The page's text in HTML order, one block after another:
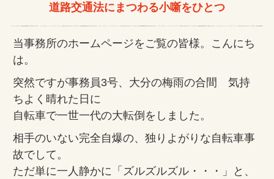
道路交通法にまつわる小噺をひとつ
当事務所のホームページをご覧の皆様。こんにち
は。
突然ですが事務員3号、大分の梅雨の合間 気持
ちよく晴れた日に
自転車で一世一代の大転倒をしました。
相手のいない完全自爆の、独りよがりな自転車事
故でして。
ただ単に一人静かに「ズルズルズル・・・」と、